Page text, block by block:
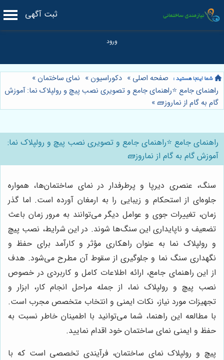
ثبت آگهی
صفحه اصلی » دکوراسیون » نمای ساختمان »
راهنمای جامع ⭐️راهنمای جامع و تصویری نصب پیچ و رولپلاک نما: آموزش
گام به گام از نماروز🧱 »
راهنمای جامع ⭐️راهنمای جامع و تصویری نصب پیچ و رولپلاک نما:
آموزش گام به گام از نماروز🧱
سنگ، عنصری دیرپا و پرطرفدار در نمای ساختمان‌ها، همواره
جلوه‌ای از استحکام و زیبایی را به ارمغان آورده است. اما گذر
زمان، تغییرات جوی و عوامل دیگر می‌توانند به مرور زمان باعث
تضعیف و ناپایداری این سنگ‌ها شوند. در این شرایط، نصب پیچ
و رولپلاک نما به عنوان راهکاری مؤثر و کارآمد برای حفظ و
نگهداری سنگ نما و جلوگیری از سقوط آن مطرح می‌شود. هدف
از این راهنمای جامع، ارائه اطلاعات کامل و کاربردی در خصوص
نصب پیچ و رولپلاک نما، از جمله مراحل انجام کار، ابزار و
تجهیزات مورد نیاز، نکات ایمنی و انتخاب متخصص مجرب است.
با مطالعه این راهنما، شما می‌توانید با اطمینان خاطر نسبت به
حفظ و ایمنی نمای ساختمان خود اقدام نمایید.
پیچ و رولپلاک نمای ساختمان، فرآیندی تخصصی است که با